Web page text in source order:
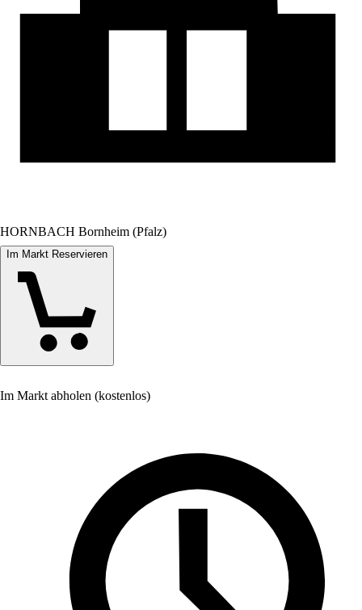
HORNBACH Bornheim (Pfalz)
Im Markt Reservieren
Im Markt abholen (kostenlos)